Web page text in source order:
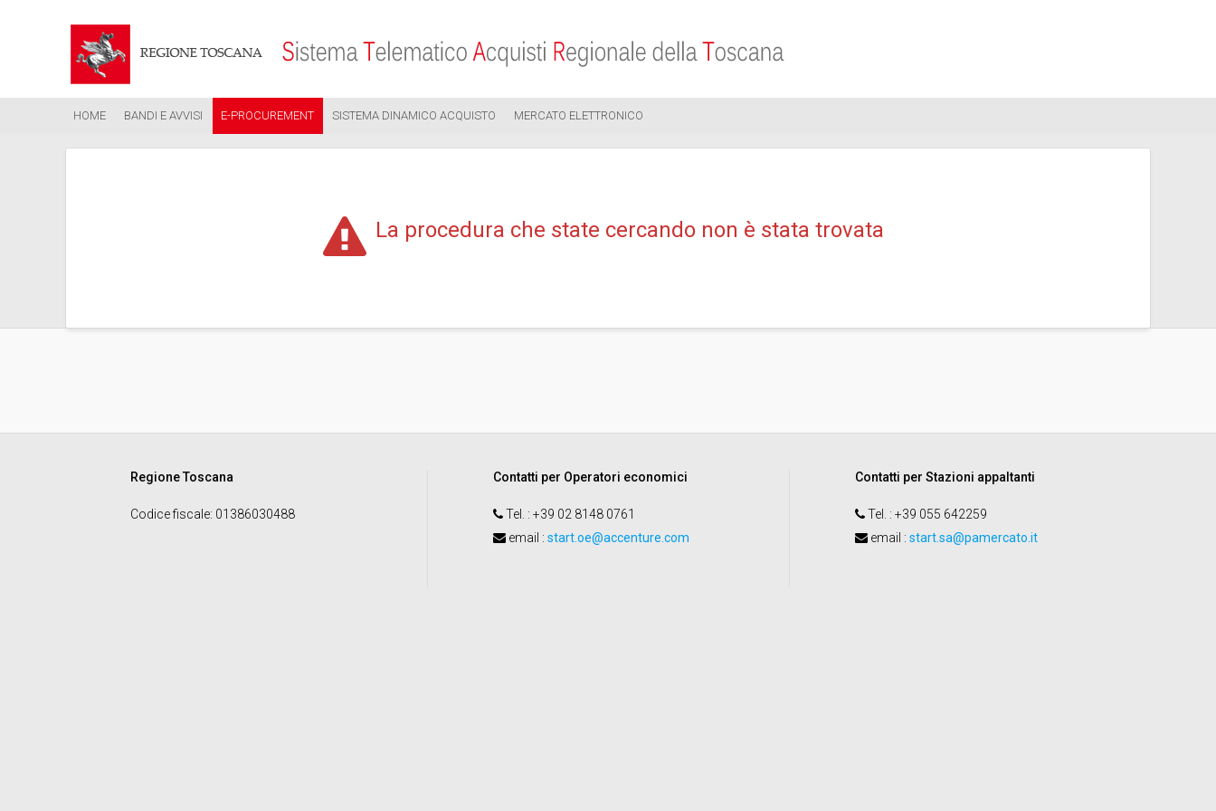
HOME BANDI E AVVISI E-PROCUREMENT SISTEMA DINAMICO ACQUISTO MERCATO ELETTRONICO
La procedura che state cercando non è stata trovata
Regione Toscana
Codice fiscale: 01386030488
Contatti per Operatori economici
Tel.
: +39 02 8148 0761
email : start.oe@accenture.com
Contatti per Stazioni appaltanti
Tel.
: +39 055 642259
email : start.sa@pamercato.it